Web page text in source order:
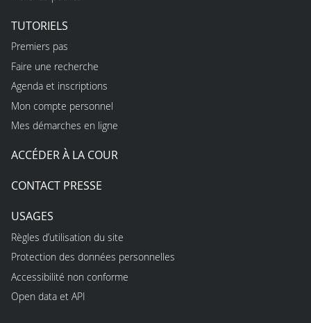
TUTORIELS
Premiers pas
Faire une recherche
Agenda et inscriptions
Mon compte personnel
Mes démarches en ligne
ACCÉDER À LA COUR
CONTACT PRESSE
USAGES
Règles d’utilisation du site
Protection des données personnelles
Accessibilité non conforme
Open data et API